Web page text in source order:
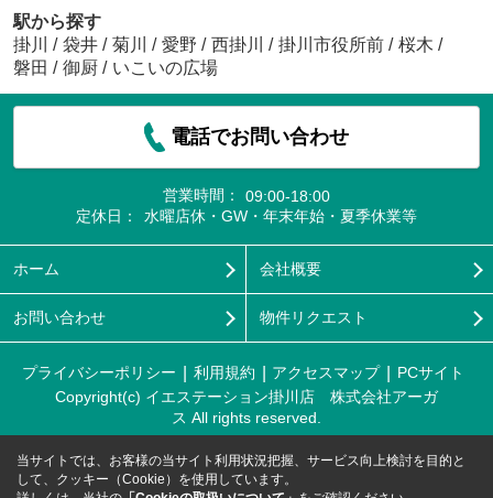
駅から探す
掛川
/ 袋井 / 菊川 / 愛野 / 西掛川 / 掛川市役所前 / 桜木 /
磐田 / 御厨 / いこいの広場
電話でお問い合わせ
営業時間：
09:00-18:00
定休日：
水曜店休・GW・年末年始・夏季休業等
ホーム 会社概要
お問い合わせ 物件リクエスト
プライバシーポリシー 利用規約 アクセスマップ
PCサイト
Copyright(c) イエステーション掛川店 株式会社アーガ
ス All rights reserved.
当サイトでは、お客様の当サイト利用状況把握、サービス向上検討を目的と
して、クッキー（Cookie）を使用しています。